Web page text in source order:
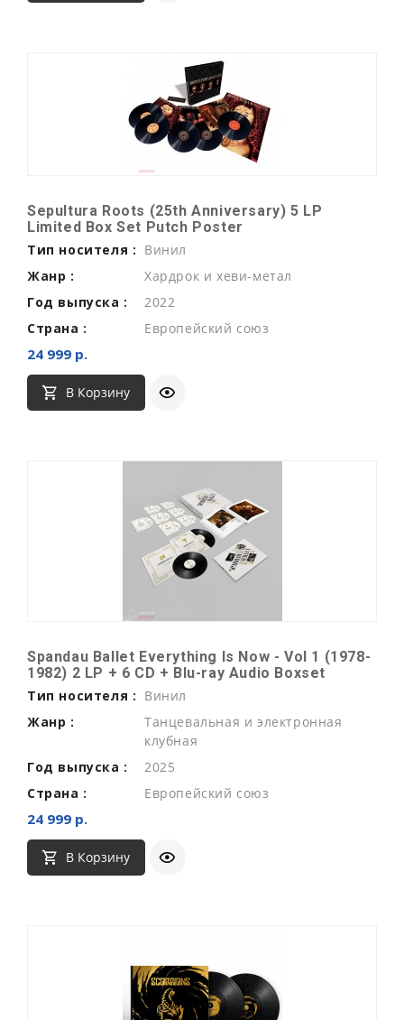
Sepultura Roots (25th Anniversary) 5 LP
Limited Box Set Putch Poster
Тип носителя : Винил
Жанр :
Хардрок и хеви-метал
Год выпуска :
2022
Страна :
Европейский союз
24 999 р.
В Корзину
Spandau Ballet Everything Is Now - Vol 1 (1978-
1982) 2 LP + 6 CD + Blu-ray Audio Boxset
Тип носителя : Винил
Жанр :
Танцевальная и электронная
клубная
Год выпуска :
2025
Страна :
Европейский союз
24 999 р.
В Корзину